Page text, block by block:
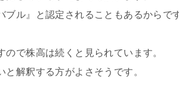
ブル』と認定されることもあるからで
で株高は続くと見られています。
解釈する方がよさそうです。